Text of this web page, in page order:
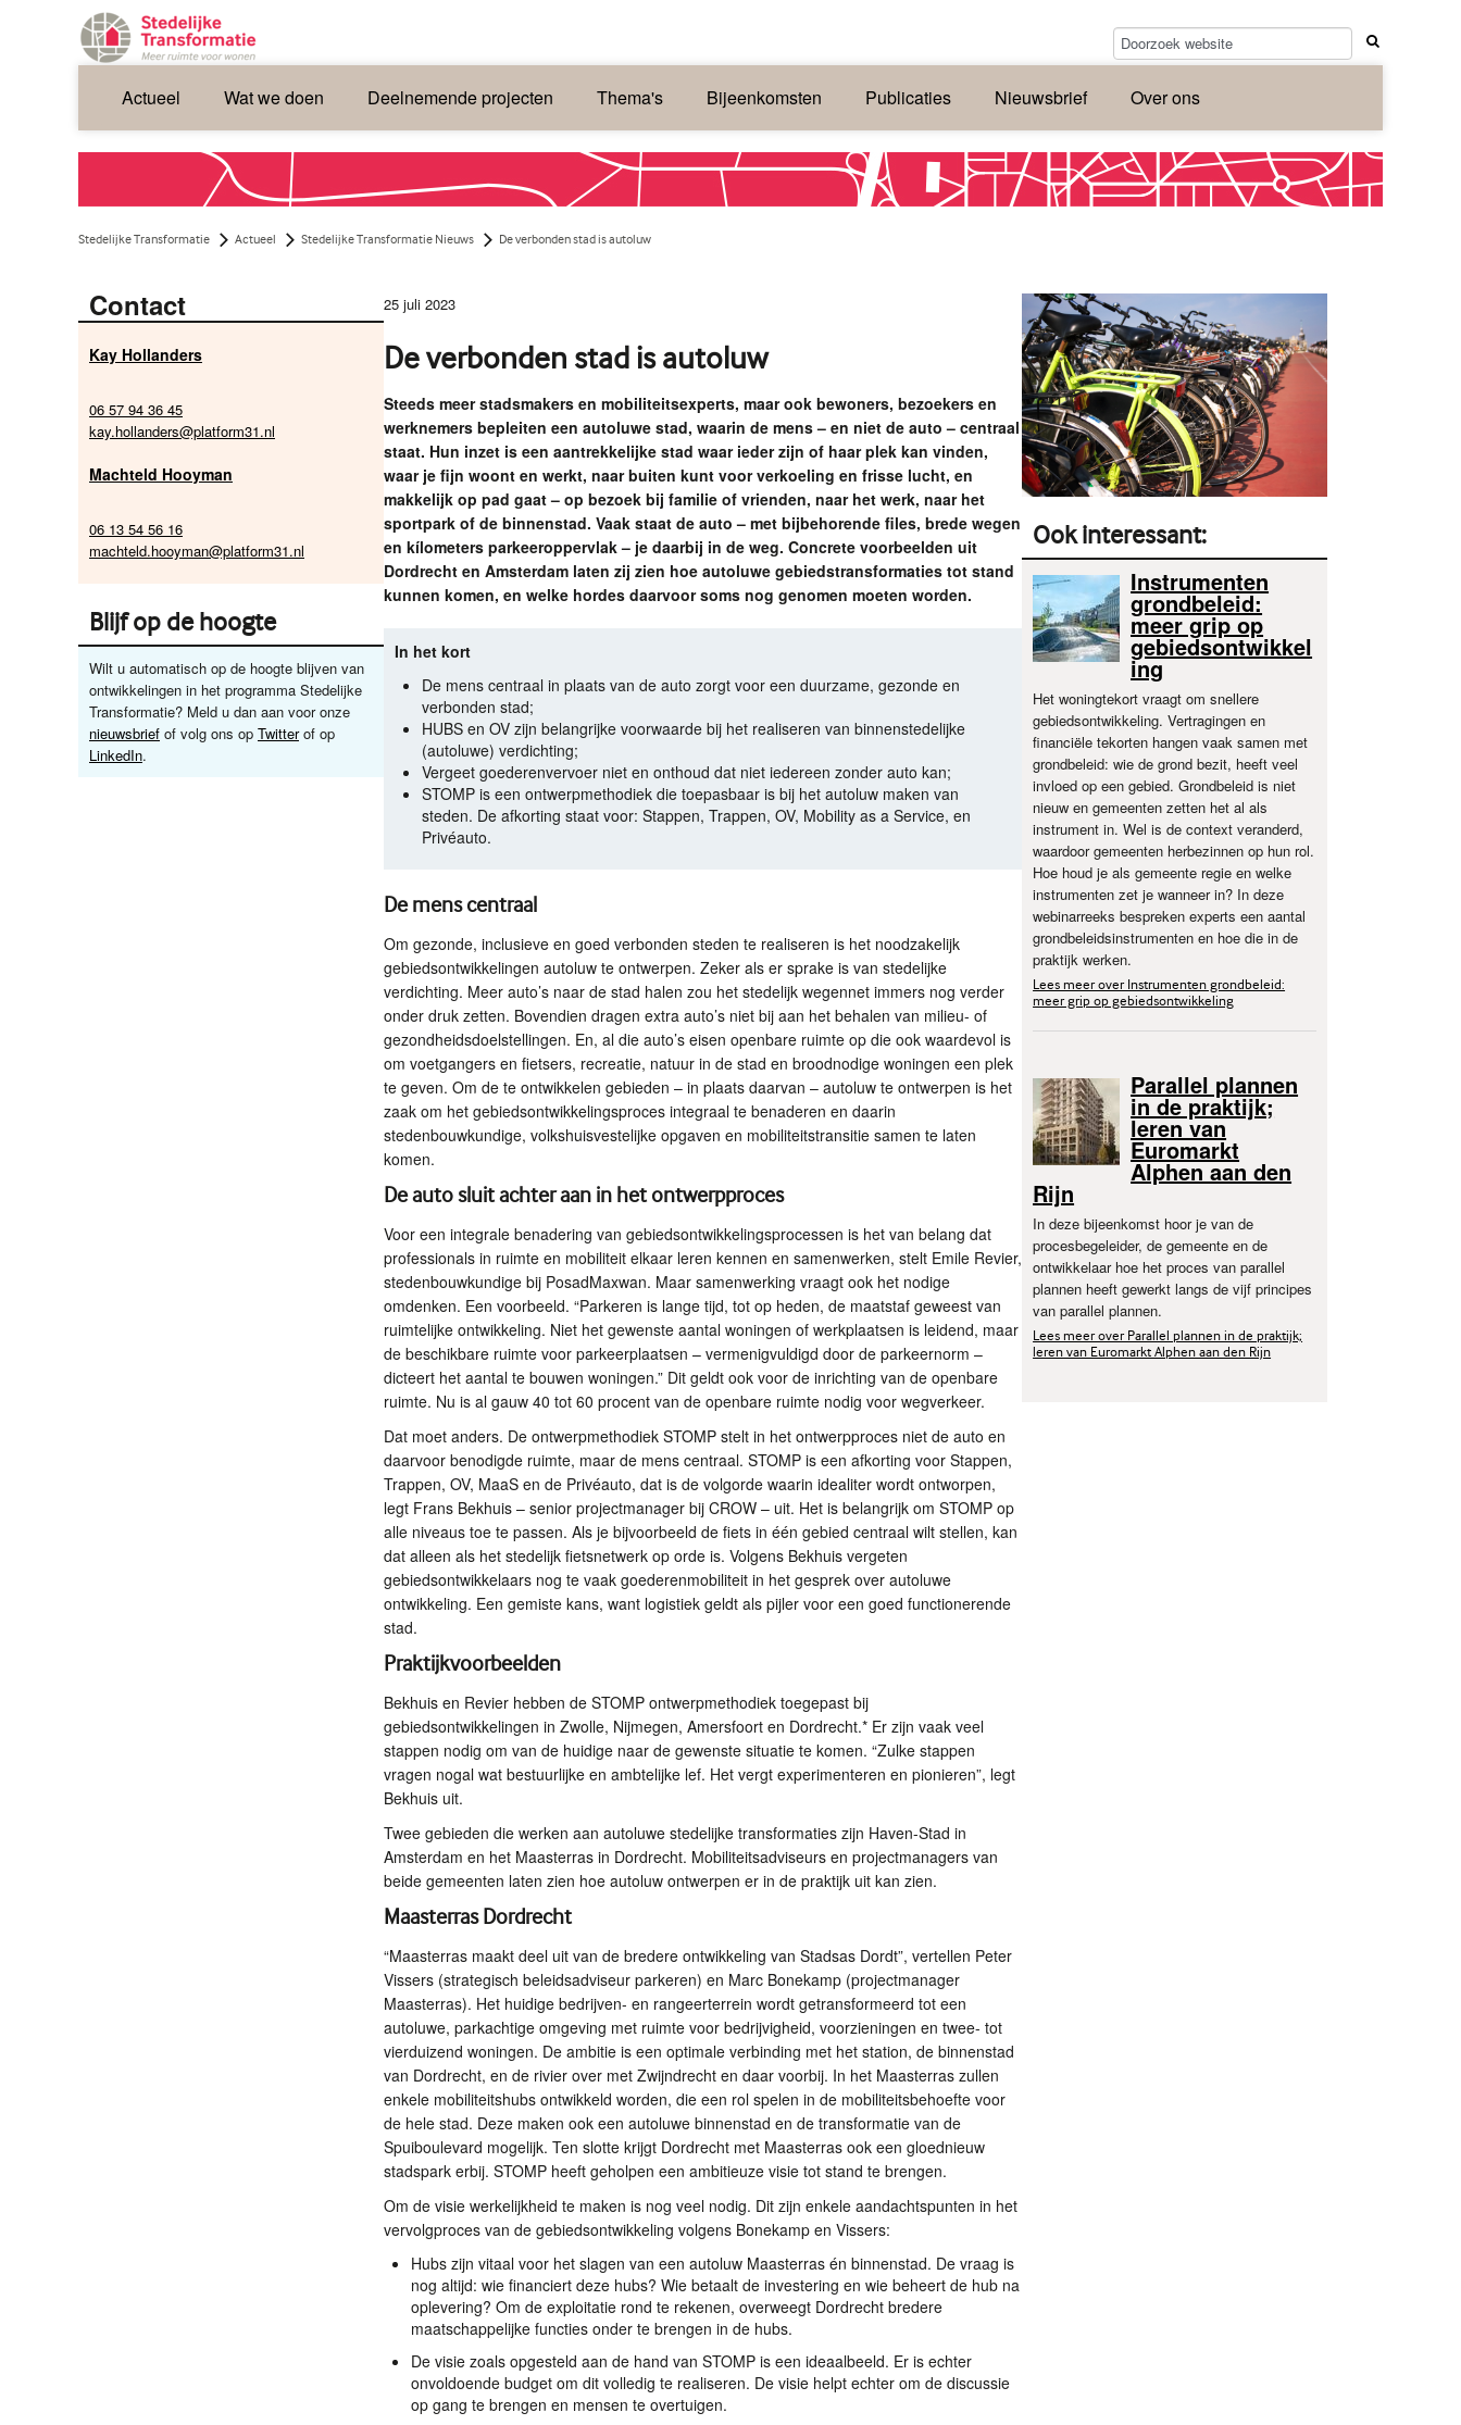
Actueel Wat we doen Deelnemende projecten Thema's Bijeenkomsten Publicaties Nieuwsbrief Over ons
Stedelijke Transformatie Actueel Stedelijke Transformatie Nieuws De verbonden stad is autoluw
Contact
Kay Hollanders
06 57 94 36 45
kay.hollanders@platform31.nl
Machteld Hooyman
06 13 54 56 16
machteld.hooyman@platform31.nl
Blijf op de hoogte
Wilt u automatisch op de hoogte blijven van
ontwikkelingen in het programma Stedelijke
Transformatie? Meld u dan aan voor onze
nieuwsbrief of volg ons op Twitterof op
LinkedIn.
25 juli 2023
De verbonden stad is autoluw
Steeds meer stadsmakers en mobiliteitsexperts, maar ook bewoners, bezoekers en
werknemers bepleiten een autoluwe stad, waarin de mens – en niet de auto – centraal
staat. Hun inzet is een aantrekkelijke stad waar ieder zijn of haar plek kan vinden,
waar je fijn woont en werkt, naar buiten kunt voor verkoeling en frisse lucht, en
makkelijk op pad gaat – op bezoek bij familie of vrienden, naar het werk, naar het
sportpark of de binnenstad. Vaak staat de auto – met bijbehorende files, brede wegen
en kílometers parkeeroppervlak – je daarbij in de weg. Concrete voorbeelden uit
Dordrecht en Amsterdam laten zij zien hoe autoluwe gebiedstransformaties tot stand
kunnen komen, en welke hordes daarvoor soms nog genomen moeten worden.
In het kort
De mens centraal in plaats van de auto zorgt voor een duurzame, gezonde en
verbonden stad;
HUBSen OV zijn belangrijke voorwaarde bij het realiseren van binnenstedelijke
(autoluwe) verdichting;
Vergeet goederenvervoer niet en onthoud dat niet iedereen zonder auto kan;
STOMPis een ontwerpmethodiek die toepasbaar is bij het autoluw maken van
steden. De afkorting staat voor: Stappen, Trappen, OV, Mobility as a Service, en
Privéauto.
De mens centraal
Om gezonde, inclusieve en goed verbonden steden te realiseren is het noodzakelijk
gebiedsontwikkelingen autoluw te ontwerpen. Zeker als er sprake is van stedelijke
verdichting. Meer auto’s naar de stad halen zou het stedelijk wegennet immers nog verder
onder druk zetten. Bovendien dragen extra auto’s niet bij aan het behalen van milieu- of
gezondheidsdoelstellingen. En, al die auto’s eisen openbare ruimte op die ook waardevol is
om voetgangers en fietsers, recreatie, natuur in de stad en broodnodige woningen een plek
te geven. Om de te ontwikkelen gebieden – in plaats daarvan – autoluw te ontwerpen is het
zaak om het gebiedsontwikkelingsproces integraal te benaderen en daarin
stedenbouwkundige, volkshuisvestelijke opgaven en mobiliteitstransitie samen te laten
komen.
De auto sluit achter aan in het ontwerpproces
Voor een integrale benadering van gebiedsontwikkelingsprocessen is het van belang dat
professionals in ruimte en mobiliteit elkaar leren kennen en samenwerken, stelt Emile Revier,
stedenbouwkundige bij PosadMaxwan. Maar samenwerking vraagt ook het nodige
omdenken. Een voorbeeld. “Parkeren is lange tijd, tot op heden, de maatstaf geweest van
ruimtelijke ontwikkeling. Niet het gewenste aantal woningen of werkplaatsen is leidend, maar
de beschikbare ruimte voor parkeerplaatsen – vermenigvuldigd door de parkeernorm –
dicteert het aantal te bouwen woningen.” Dit geldt ook voor de inrichting van de openbare
ruimte. Nu is al gauw 40 tot 60 procent van de openbare ruimte nodig voor wegverkeer.
Dat moet anders. De ontwerpmethodiek STOMPstelt in het ontwerpproces niet de auto en
daarvoor benodigde ruimte, maar de mens centraal. STOMPis een afkorting voor Stappen,
Trappen, OV, MaaS en de Privéauto, dat is de volgorde waarin idealiter wordt ontworpen,
legt Frans Bekhuis – senior projectmanager bij CROW– uit. Het is belangrijk om STOMPop
alle niveaus toe te passen. Als je bijvoorbeeld de fiets in één gebied centraal wilt stellen, kan
dat alleen als het stedelijk fietsnetwerk op orde is. Volgens Bekhuis vergeten
gebiedsontwikkelaars nog te vaak goederenmobiliteit in het gesprek over autoluwe
ontwikkeling. Een gemiste kans, want logistiek geldt als pijler voor een goed functionerende
stad.
Praktijkvoorbeelden
Bekhuis en Revier hebben de STOMPontwerpmethodiek toegepast bij
gebiedsontwikkelingen in Zwolle, Nijmegen, Amersfoort en Dordrecht.* Er zijn vaak veel
stappen nodig om van de huidige naar de gewenste situatie te komen. “Zulke stappen
vragen nogal wat bestuurlijke en ambtelijke lef. Het vergt experimenteren en pionieren”, legt
Bekhuis uit.
Twee gebieden die werken aan autoluwe stedelijke transformaties zijn Haven-Stad in
Amsterdam en het Maasterras in Dordrecht. Mobiliteitsadviseurs en projectmanagers van
beide gemeenten laten zien hoe autoluw ontwerpen er in de praktijk uit kan zien.
Maasterras Dordrecht
“Maasterras maakt deel uit van de bredere ontwikkeling van Stadsas Dordt”, vertellen Peter
Vissers (strategisch beleidsadviseur parkeren) en Marc Bonekamp (projectmanager
Maasterras). Het huidige bedrijven- en rangeerterrein wordt getransformeerd tot een
autoluwe, parkachtige omgeving met ruimte voor bedrijvigheid, voorzieningen en twee- tot
vierduizend woningen. De ambitie is een optimale verbinding met het station, de binnenstad
van Dordrecht, en de rivier over met Zwijndrecht en daar voorbij. In het Maasterras zullen
enkele mobiliteitshubs ontwikkeld worden, die een rol spelen in de mobiliteitsbehoefte voor
de hele stad. Deze maken ook een autoluwe binnenstad en de transformatie van de
Spuiboulevard mogelijk. Ten slotte krijgt Dordrecht met Maasterras ook een gloednieuw
stadspark erbij. STOMPheeft geholpen een ambitieuze visie tot stand te brengen.
Om de visie werkelijkheid te maken is nog veel nodig. Dit zijn enkele aandachtspunten in het
vervolgproces van de gebiedsontwikkeling volgens Bonekamp en Vissers:
Hubs zijn vitaal voor het slagen van een autoluw Maasterras én binnenstad. De vraag is
nog altijd: wie financiert deze hubs? Wie betaalt de investering en wie beheert de hub na
oplevering? Om de exploitatie rond te rekenen, overweegt Dordrecht bredere
maatschappelijke functies onder te brengen in de hubs.
De visie zoals opgesteld aan de hand van STOMPis een ideaalbeeld. Er is echter
onvoldoende budget om dit volledig te realiseren. De visie helpt echter om de discussie
op gang te brengen en mensen te overtuigen.
Ook interessant:
Instrumenten
grondbeleid:
meer grip op
gebiedsontwikkel
ing
Het woningtekort vraagt om snellere
gebiedsontwikkeling. Vertragingen en
financiële tekorten hangen vaak samen met
grondbeleid: wie de grond bezit, heeft veel
invloed op een gebied. Grondbeleid is niet
nieuw en gemeenten zetten het al als
instrument in. Wel is de context veranderd,
waardoor gemeenten herbezinnen op hun rol.
Hoe houd je als gemeente regie en welke
instrumenten zet je wanneer in? In deze
webinarreeks bespreken experts een aantal
grondbeleidsinstrumenten en hoe die in de
praktijk werken.
Lees meer over Instrumenten grondbeleid:
meer grip op gebiedsontwikkeling
Parallel plannen
in de praktijk;
leren van
Euromarkt
Alphen aan den
Rijn
In deze bijeenkomst hoor je van de
procesbegeleider, de gemeente en de
ontwikkelaar hoe het proces van parallel
plannen heeft gewerkt langs de vijf principes
van parallel plannen.
Lees meer over Parallel plannen in de praktijk;
leren van Euromarkt Alphen aan den Rijn